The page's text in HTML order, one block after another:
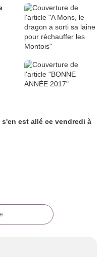
est allé ce vendredi à